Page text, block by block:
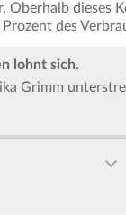
dieses
des
lohnt sich.
Grimm